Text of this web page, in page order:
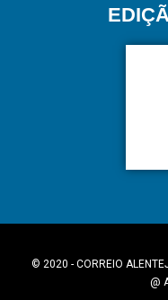
© 2020 - CORREIO
@